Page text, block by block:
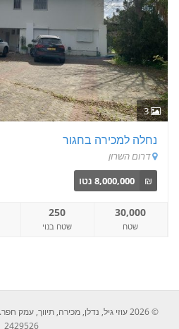
3
נחלה למכירה בחגור
דרום השרון
₪
8,000,000 נטו
30,000
שטח
250
שטח בנוי
2429526